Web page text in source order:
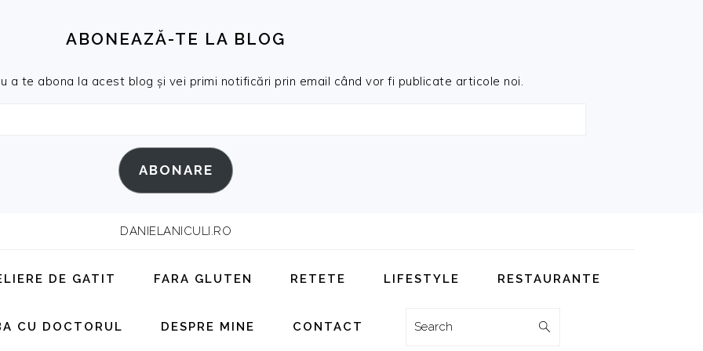
ABONEAZĂ-TE LA BLOG
a te abona la acest blog și vei primi notificări prin email când vor fi publicate articole noi.
ABONARE
DANIELANICULI.RO
DE GATIT FARA GLUTEN RETETE LIFESTYLE RESTAURANTE
CU DOCTORUL DESPRE MINE CONTACT Search